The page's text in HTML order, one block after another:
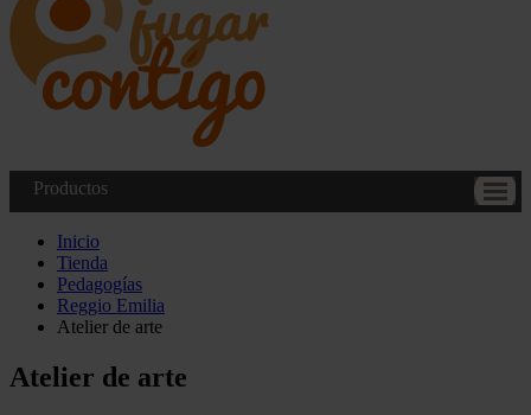
Productos
Inicio
Tienda
Pedagogías
Reggio Emilia
Atelier de arte
Atelier de arte